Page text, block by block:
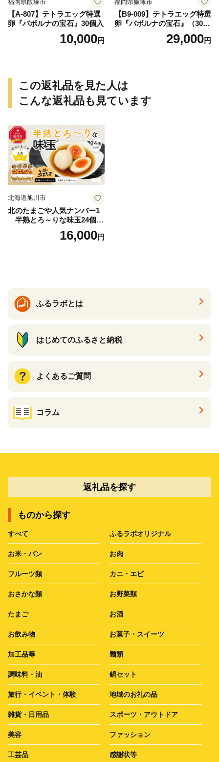
福岡県飯塚市
【A-807】テトラエッグ特選
卵『バボルナの宝石』30個入
10,000円
福岡県飯塚市
【B9-009】テトラエッグ特選
卵『バボルナの宝石』（30
個/月）【3カ月定期便】
29,000円
この返礼品を見た人は
こんな返礼品も見ています
北海道旭川市
北のたまごや人気ナンバー1
半熟とろ～りな味玉24個入
16,000円
ふるラボとは
はじめてのふるさと納税
よくあるご質問
コラム
返礼品を探す
ものから探す
すべて ふるラボオリジナル
お米・パン お肉
フルーツ類 カニ・エビ
おさかな類 お野菜類
たまご お酒
お飲み物 お菓子・スイーツ
加工品等 麺類
調味料・油 鍋セット
旅行・イベント・体験 地域のお礼の品
雑貨・日用品 スポーツ・アウトドア
美容 ファッション
工芸品 感謝状等